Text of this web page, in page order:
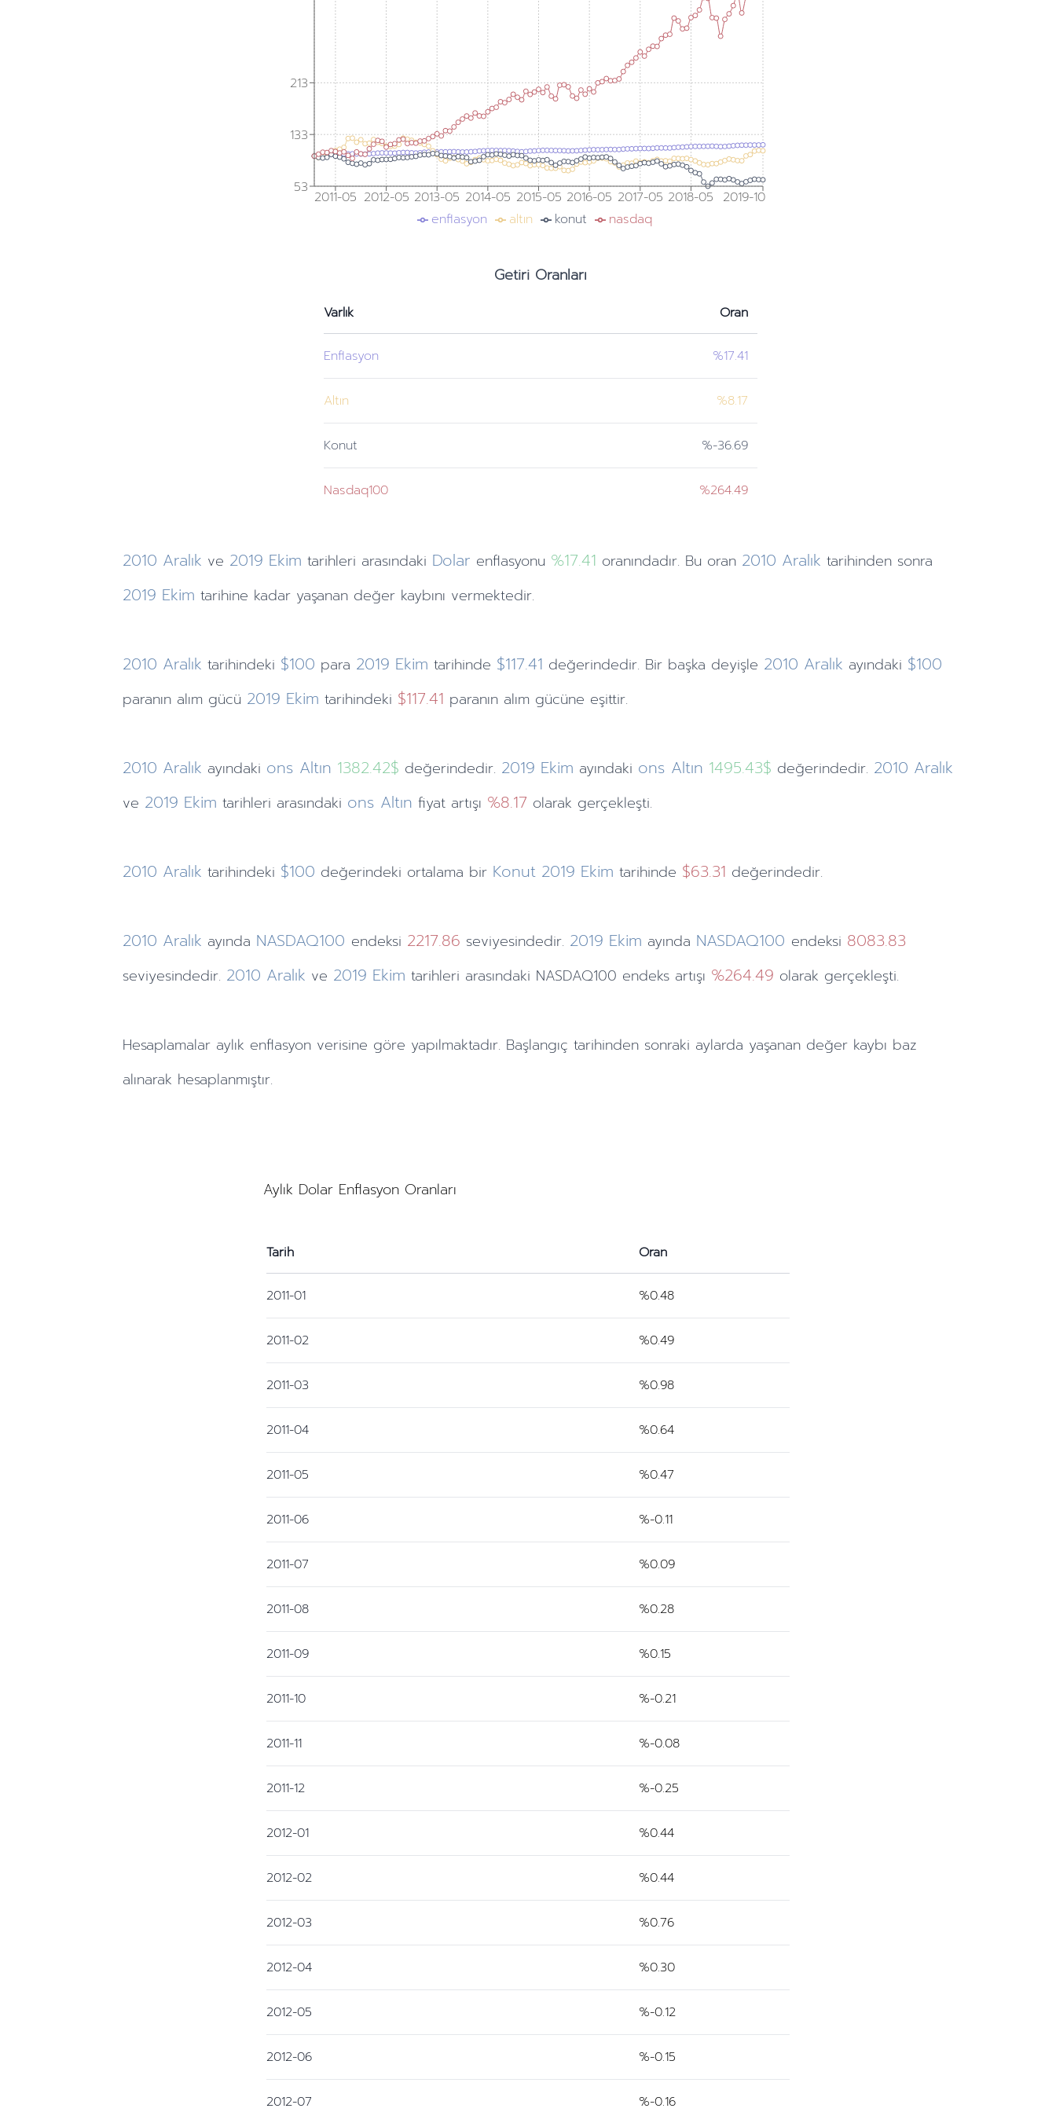
2011-05 2012-05 2013-05 2014-05 2015-05 2016-05 2017-05 2018-05 2019-10
53
133
213
enflasyon altın konut nasdaq
Getiri Oranları
Varlık Oran
Enflasyon %17.41
Altın %8.17
Konut %-36.69
Nasdaq100 %264.49
2010 Aralık ve 2019 Ekim tarihleri arasındaki Dolar enflasyonu %17.41 oranındadır. Bu oran 2010 Aralık tarihindensonra
2019 Ekim tarihine kadar yaşanan değer kaybını vermektedir.
2010 Aralık tarihindeki $100 para 2019 Ekim tarihinde $117.41 değerindedir. Bir başka deyişle 2010 Aralık ayındaki $100
paranın alım gücü 2019 Ekim tarihindeki $117.41 paranın alım gücüne eşittir.
2010 Aralık ayındaki ons Altın 1382.42$ değerindedir. 2019 Ekim ayındaki ons Altın 1495.43$ değerindedir. 2010 Aralık
ve 2019 Ekim tarihleri arasındaki ons Altın fiyat artışı %8.17 olarak gerçekleşti.
2010 Aralık tarihindeki $100 değerindeki ortalama bir Konut 2019 Ekim tarihinde $63.31 değerindedir.
2010 Aralık ayında NASDAQ100 endeksi 2217.86 seviyesindedir. 2019 Ekim ayında NASDAQ100 endeksi 8083.83
seviyesindedir. 2010 Aralık ve 2019 Ekim tarihleri arasındaki NASDAQ100 endeks artışı %264.49 olarak gerçekleşti.
Hesaplamalar aylık enflasyon verisine göre yapılmaktadır. Başlangıç tarihinden sonraki aylarda yaşanan değer kaybı baz
alınarak hesaplanmıştır.
Aylık Dolar Enflasyon Oranları
Tarih Oran
2011-01 %0.48
2011-02 %0.49
2011-03 %0.98
2011-04 %0.64
2011-05 %0.47
2011-06 %-0.11
2011-07 %0.09
2011-08 %0.28
2011-09 %0.15
2011-10 %-0.21
2011-11 %-0.08
2011-12 %-0.25
2012-01 %0.44
2012-02 %0.44
2012-03 %0.76
2012-04 %0.30
2012-05 %-0.12
2012-06 %-0.15
2012-07 %-0.16